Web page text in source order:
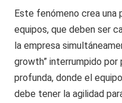
Este fenómeno crea una
equipos, que deben ser
la empresa
growth” interrumpido
profunda, donde el
debe tener la agilidad